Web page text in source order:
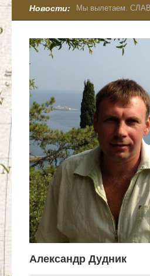
Новости: Мы вылетаем.
Александр Дудник